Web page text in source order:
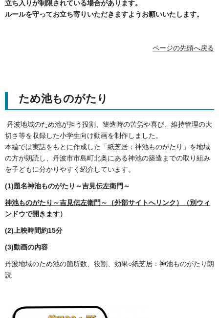
立ち入りが制限されている場合があります。
ルールを守ってお立ち寄りいただきますようお願いいたします。
ページの先頭へ戻る
ため池ものがたり
丹波地域のため池が担う役割、築造時の苦労や喜び、維持管理の大
切さ等を収録した小学生向け動画を制作しました。
本編では実話をもとに作成した「紙芝居：神池ものがたり」を地域
の方が朗読し、丹波市市島町北奥にある神池の築造までの取り組み
を子どもに分かりやすく紹介しています。
(1)題名神池ものがたり～吉見伝左衛門～
神池ものがたり～吉見伝左衛門～（外部サイトへリンク）（別ウィ
ンドウで開きます）
(2)上映時間約15分
(3)動画の内容
丹波地域のため池の箇所数、役割、効果○紙芝居：神池ものがたり朗
読